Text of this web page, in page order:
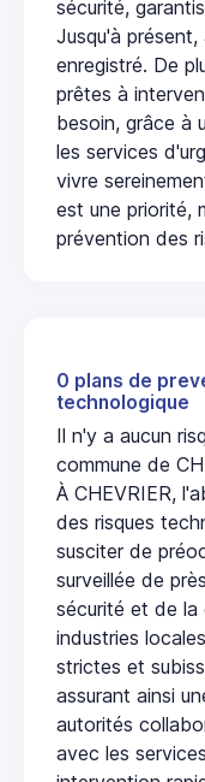
sécurité,
Jusqu'à
enregistré. De
prêtes à
besoin, grâce à
les services
vivre
est une priorité,
prévention des
0 plans de
technologique
Il n'y a aucun
commune de
À CHEVRIER,
des risques
susciter de
surveillée de
sécurité et de la
industries
strictes et
assurant ainsi
autorités
avec les